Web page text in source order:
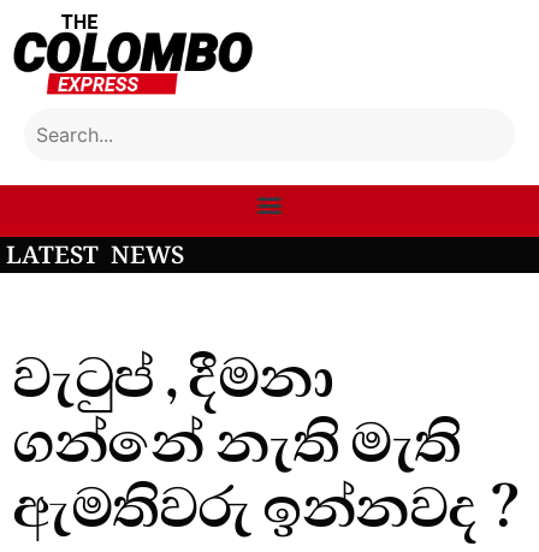
LATEST NEWS
වැටුප් , දීමනා
ගන්නේ නැති මැති
ඇමතිවරු ඉන්නවද ?